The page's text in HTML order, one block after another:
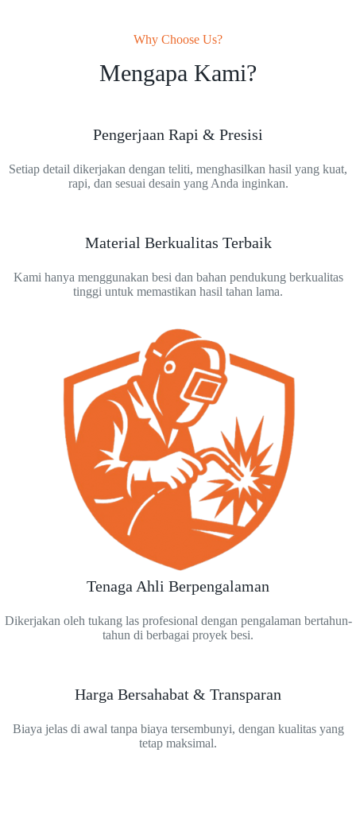
Why Choose Us?
Mengapa Kami?
Pengerjaan Rapi & Presisi
Setiap detail dikerjakan dengan teliti, menghasilkan hasil yang kuat,
rapi, dan sesuai desain yang Anda inginkan.
Material Berkualitas Terbaik
Kami hanya menggunakan besi dan bahan pendukung berkualitas
tinggi untuk memastikan hasil tahan lama.
Tenaga Ahli Berpengalaman
Dikerjakan oleh tukang las profesional dengan pengalaman bertahun-
tahun di berbagai proyek besi.
Harga Bersahabat & Transparan
Biaya jelas di awal tanpa biaya tersembunyi, dengan kualitas yang
tetap maksimal.